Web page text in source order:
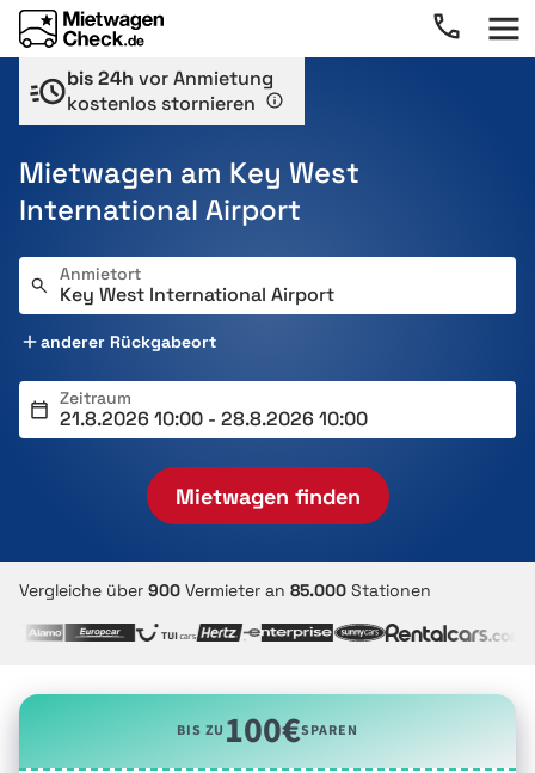
bis 24h vor Anmietung
kostenlos stornieren
Mietwagen am Key West
International Airport
Anmietort
anderer Rückgabeort
Zeitraum
Mietwagen finden
Vergleiche über 900 Vermieter an 85.000 Stationen
BIS ZU100€SPAREN